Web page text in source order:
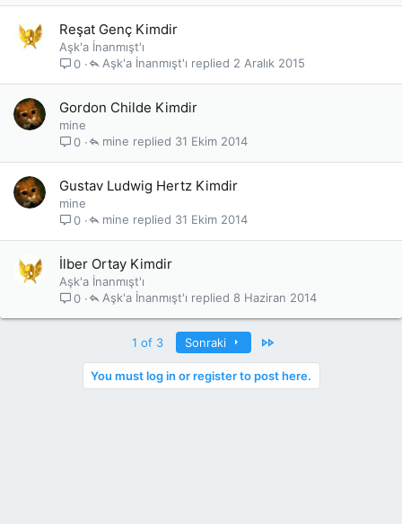
Reşat Genç Kimdir
Aşk'a İnanmışt'ı
0
2 Aralık 2015
Aşk'a İnanmışt'ı
Gordon Childe Kimdir
mine
0
31 Ekim 2014
mine
Gustav Ludwig Hertz Kimdir
mine
0
31 Ekim 2014
mine
İlber Ortay Kimdir
Aşk'a İnanmışt'ı
0
8 Haziran 2014
Aşk'a İnanmışt'ı
1 of 3 Sonraki Last
You must log in or register to post here.